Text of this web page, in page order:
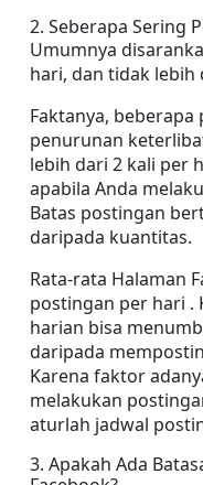
2. Seberapa Sering
Umumnya
hari, dan tidak lebih
Faktanya,
penurunan
lebih dari 2 kali per
apabila Anda
Batas postingan
daripada kuantitas.
Rata-rata Halaman
postingan per hari .
harian bisa
daripada
Karena faktor
melakukan
aturlah jadwal
3. Apakah Ada